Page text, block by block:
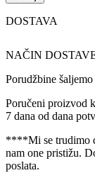
DOSTAVA
NAČIN
Porudžbine
Poručeni proizvod
7 dana od dana
****Mi se trudimo
nam one pristižu.
poslata.